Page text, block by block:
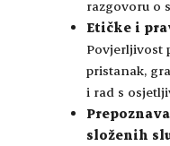
razgovoru o
Etičke i
Povjerljivost
pristanak,
i rad s
složenih